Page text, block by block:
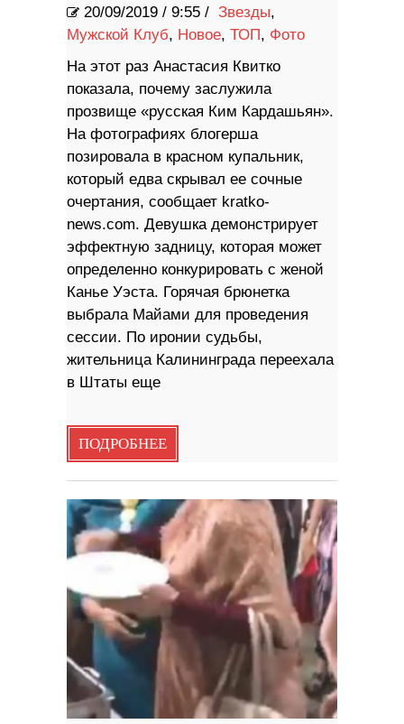
20/09/2019 / 9:55 / Звезды,
Мужской Клуб, Новое, ТОП, Фото
На этот раз Анастасия Квитко
показала, почему заслужила
прозвище «русская Ким Кардашьян».
На фотографиях блогерша
позировала в красном купальник,
который едва скрывал ее сочные
очертания, сообщает kratko-
news.com. Девушка демонстрирует
эффектную задницу, которая может
определенно конкурировать с женой
Канье Уэста. Горячая брюнетка
выбрала Майами для проведения
сессии. По иронии судьбы,
жительница Калининграда переехала
в Штаты еще
ПОДРОБНЕЕ